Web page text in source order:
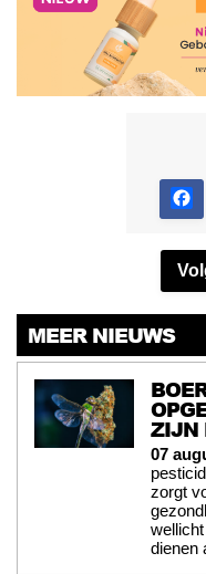
MEER NIEUWS
ZIJN
07
zorgt
dienen